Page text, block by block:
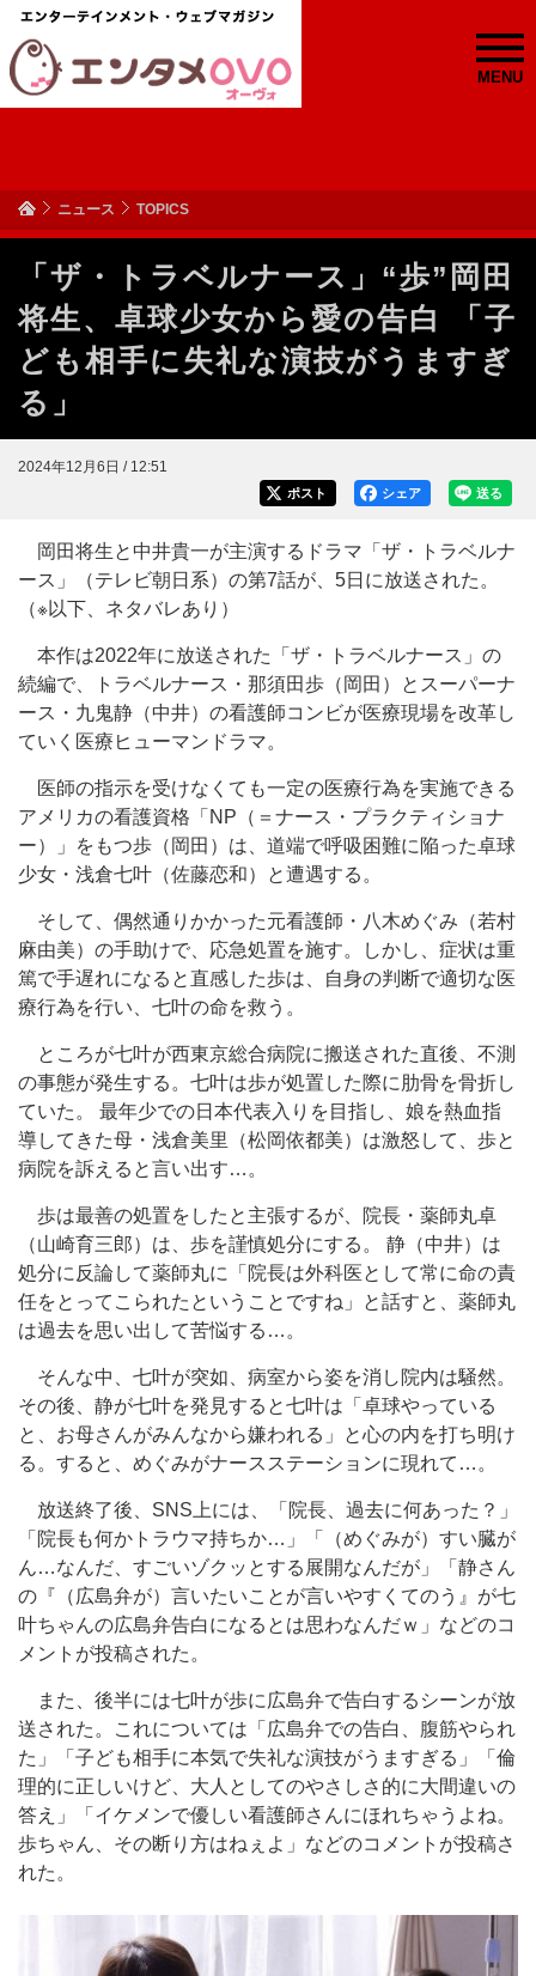
MENU
ニュース TOPICS
「ザ・トラベルナース」“歩”岡田
将生、卓球少女から愛の告白 「子
ども相手に失礼な演技がうますぎ
る」
2024年12月6日 / 12:51
送る
シェア
ポスト
岡田将生と中井貴一が主演するドラマ「ザ・トラベルナ
ース」（テレビ朝日系）の第7話が、5日に放送された。
（※以下、ネタバレあり）
本作は2022年に放送された「ザ・トラベルナース」の
続編で、トラベルナース・那須田歩（岡田）とスーパーナ
ース・九鬼静（中井）の看護師コンビが医療現場を改革し
ていく医療ヒューマンドラマ。
医師の指示を受けなくても一定の医療行為を実施できる
アメリカの看護資格「NP（＝ナース・プラクティショナ
ー）」をもつ歩（岡田）は、道端で呼吸困難に陥った卓球
少女・浅倉七叶（佐藤恋和）と遭遇する。
そして、偶然通りかかった元看護師・八木めぐみ（若村
麻由美）の手助けで、応急処置を施す。しかし、症状は重
篤で手遅れになると直感した歩は、自身の判断で適切な医
療行為を行い、七叶の命を救う。
ところが七叶が西東京総合病院に搬送された直後、不測
の事態が発生する。七叶は歩が処置した際に肋骨を骨折し
ていた。 最年少での日本代表入りを目指し、娘を熱血指
導してきた母・浅倉美里（松岡依都美）は激怒して、歩と
病院を訴えると言い出す…。
歩は最善の処置をしたと主張するが、院長・薬師丸卓
（山崎育三郎）は、歩を謹慎処分にする。 静（中井）は
処分に反論して薬師丸に「院長は外科医として常に命の責
任をとってこられたということですね」と話すと、薬師丸
は過去を思い出して苦悩する…。
そんな中、七叶が突如、病室から姿を消し院内は騒然。
その後、静が七叶を発見すると七叶は「卓球やっている
と、お母さんがみんなから嫌われる」と心の内を打ち明け
る。すると、めぐみがナースステーションに現れて…。
放送終了後、SNS上には、「院長、過去に何あった？」
「院長も何かトラウマ持ちか…」「（めぐみが）すい臓が
ん…なんだ、すごいゾクッとする展開なんだが」「静さん
の『（広島弁が）言いたいことが言いやすくてのう』が七
叶ちゃんの広島弁告白になるとは思わなんだｗ」などのコ
メントが投稿された。
また、後半には七叶が歩に広島弁で告白するシーンが放
送された。これについては「広島弁での告白、腹筋やられ
た」「子ども相手に本気で失礼な演技がうますぎる」「倫
理的に正しいけど、大人としてのやさしさ的に大間違いの
答え」「イケメンで優しい看護師さんにほれちゃうよね。
歩ちゃん、その断り方はねぇよ」などのコメントが投稿さ
れた。